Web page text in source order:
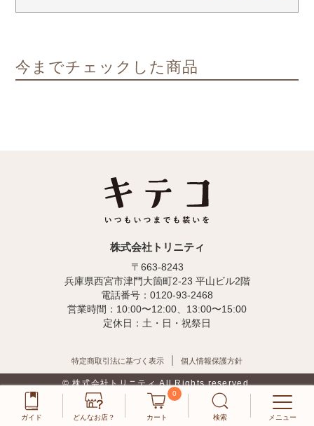
今までチェックした商品
株式会社トリニティ
〒663-8243
兵庫県西宮市津門大箇町2-23 平山ビル2階
電話番号：0120-93-2468
営業時間：10:00〜12:00、13:00〜15:00
定休日：土・日・祝祭日
特定商取引法に基づく表示 個人情報保護方針
© 株式会社トリニティ All Rights reserved.
ガイド どんなお店？ カート
0
検索 メニュー